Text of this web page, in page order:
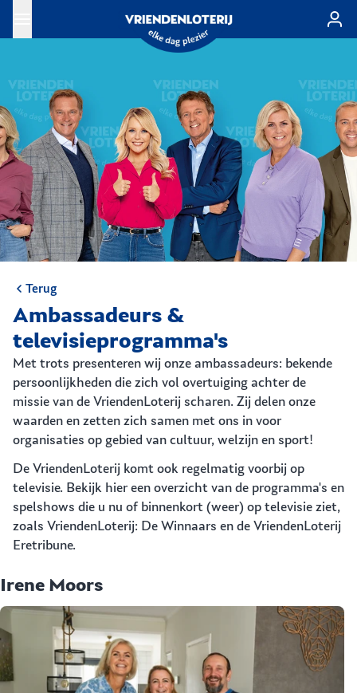
Ga naar de hoofdinhoud
Terug
Ambassadeurs &
televisieprogramma's
Met trots presenteren wij onze ambassadeurs: bekende
persoonlijkheden die zich vol overtuiging achter de
missie van de VriendenLoterij scharen. Zij delen onze
waarden en zetten zich samen met ons in voor
organisaties op gebied van cultuur, welzijn en sport!
De VriendenLoterij komt ook regelmatig voorbij op
televisie. Bekijk hier een overzicht van de programma's en
spelshows die u nu of binnenkort (weer) op televisie ziet,
zoals VriendenLoterij: De Winnaars en de VriendenLoterij
Eretribune.
Irene Moors